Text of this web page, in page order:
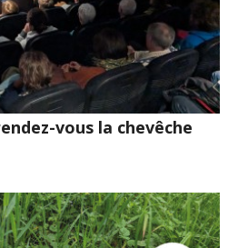
vous la chevêche